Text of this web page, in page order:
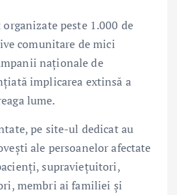
peste 1.000 de
comunitare de mici
naționale de
implicarea extinsă a
lume.
pe site-ul dedicat au
ale persoanelor afectate
supraviețuitori,
membri ai familiei și